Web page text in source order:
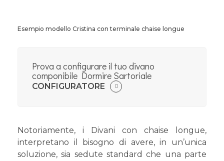
Esempio modello Cristina con terminale chaise longue
Prova a configurare il tuo divano
componibile Dormire Sartoriale
CONFIGURATORE
Notoriamente, i Divani con chaise longue,
interpretano il bisogno di avere, in un’unica
soluzione, sia sedute standard che una parte